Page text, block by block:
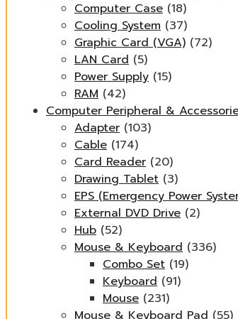
Computer Case (18)
Cooling System (37)
Graphic Card (VGA) (72)
LAN Card (5)
Power Supply (15)
RAM (42)
Computer Peripheral &
Adapter (103)
Cable (174)
Card Reader (20)
Drawing Tablet (3)
EPS (Emergency Power
External DVD Drive (2)
Hub (52)
Mouse & Keyboard (336)
Combo Set (19)
Keyboard (91)
Mouse (231)
Mouse & Keyboard Pad (55)